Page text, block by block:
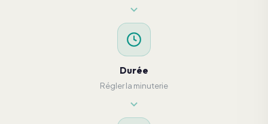
Durée
Régler la minuterie